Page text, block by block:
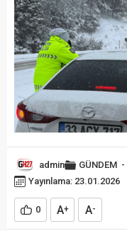
admin GÜNDEM -
Yayınlama: 23.01.2026
0 A+ A-